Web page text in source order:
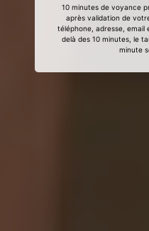
10 minutes de voyance
après validation de
téléphone, adresse,
delà des 10 minutes, le
minute